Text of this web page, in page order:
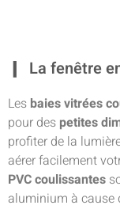
La fenêtre
Les baies vitrées
pour des petites
profiter de la
aérer facilement
PVC coulissantes
aluminium à cause